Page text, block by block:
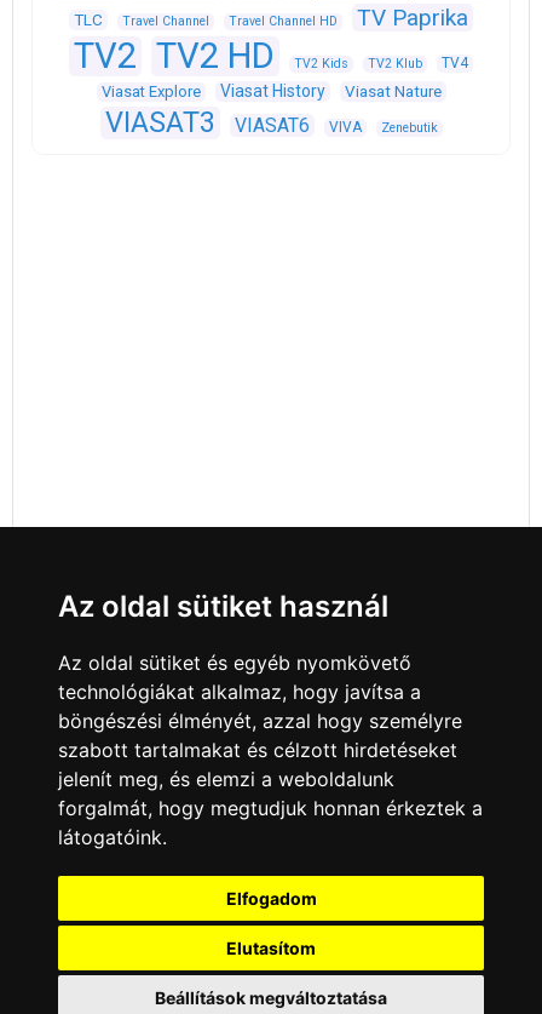
TLC Travel Channel Travel Channel HD TV Paprika
TV2 TV2 HD TV2 Kids TV2 Klub TV4
Viasat Explore Viasat History Viasat Nature
VIASAT3 VIASAT6 VIVA Zenebutik
Minden jog fenntartva © 2008 - 2026
A csatornák a műsorváltoztatás jogát
fenntartják! A portál üzemeltetője semmiféle
felelősséget nem vállal a weboldalon
megjelentetett hirdetések tartalmáért, illetve a
Az oldal sütiket használ
Az oldal sütiket és egyéb nyomkövető
technológiákat alkalmaz, hogy javítsa a
böngészési élményét, azzal hogy személyre
szabott tartalmakat és célzott hirdetéseket
jelenít meg, és elemzi a weboldalunk
forgalmát, hogy megtudjuk honnan érkeztek a
látogatóink.
Elfogadom
Elutasítom
Beállítások megváltoztatása